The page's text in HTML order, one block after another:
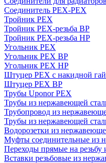
Соединитель PEX-PEX
Тройник PEX
Тройник PEX-резьба ВР
Тройник PEX-резьба НР
Угольник PEX
Угольник PEX ВР
Угольник PEX НР
Штуцер PEX c накидной
Штуцер PEX ВР
Трубы Uponor PEX
Трубы из нержавеющей
Трубопровод из
Трубы из нержавеющей
Водорозетки из
Муфты соединительные из
Переходы прямые на резьбу
Вставки резьбовые из